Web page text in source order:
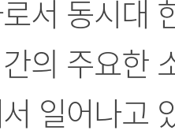
서 동시대
의 주요한
일어나고